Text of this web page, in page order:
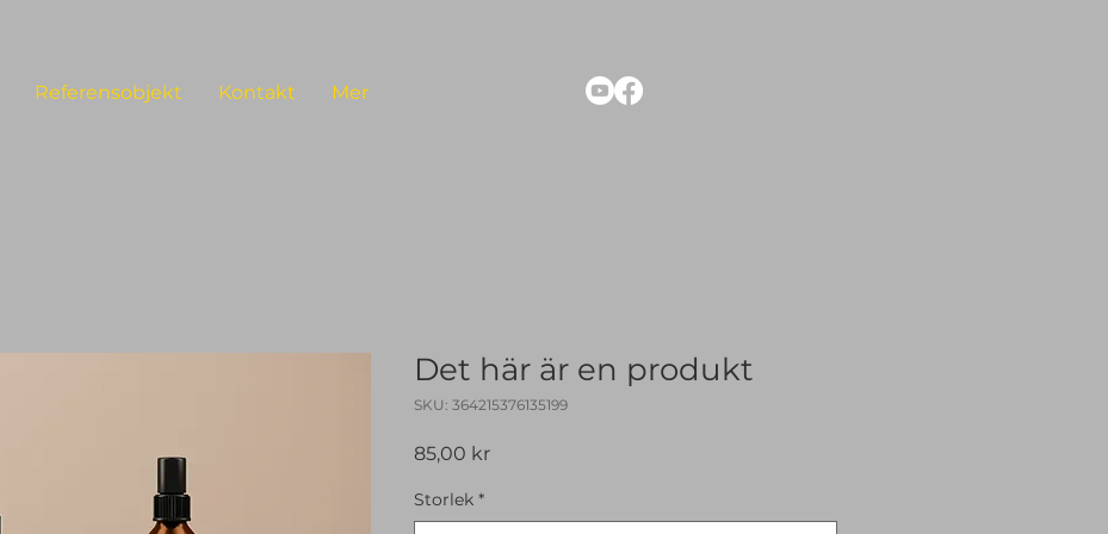
Referensobjekt Kontakt Mer
Det här är en produkt
SKU: 364215376135199
85,00 krPris
Storlek *